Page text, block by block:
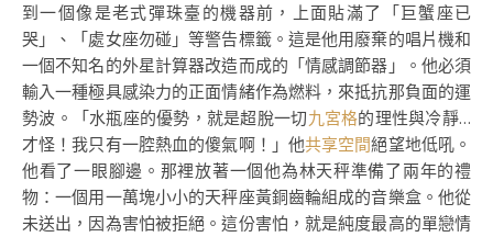
到一個像是老式彈珠臺的機器前，上面貼滿了「巨蟹座已
哭」、「處女座勿碰」等警告標籤。這是他用廢棄的唱片機和
一個不知名的外星計算器改造而成的「情感調節器」。他必須
輸入一種極具感染力的正面情緒作為燃料，來抵抗那負面的運
勢波。「水瓶座的優勢，就是超脫一切九宮格的理性與冷靜…
才怪！我只有一腔熱血的傻氣啊！」他共享空間絕望地低吼。
他看了一眼腳邊。那裡放著一個他為林天秤準備了兩年的禮
物：一個用一萬塊小小的天秤座黃銅齒輪組成的音樂盒。他從
未送出，因為害怕被拒絕。這份害怕，就是純度最高的單戀情